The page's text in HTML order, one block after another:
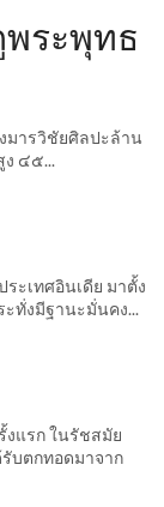
ระพุทธ
มารวิชัยศิลปะล้าน
ง ๔๕...
ระเทศอินเดีย มาตั้ง
ทั่งมีฐานะมั่นคง...
งแรก ในรัชสมัย
รับตกทอดมาจาก